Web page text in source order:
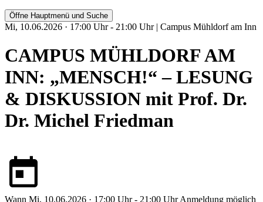
Öffne Hauptmenü und Suche
Mi, 10.06.2026 · 17:00 Uhr - 21:00 Uhr | Campus Mühldorf am Inn
CAMPUS MÜHLDORF AM
INN: „MENSCH!“ – LESUNG
& DISKUSSION mit Prof. Dr.
Dr. Michel Friedman
Wann Mi, 10.06.2026 · 17:00 Uhr - 21:00 UhrAnmeldung möglich